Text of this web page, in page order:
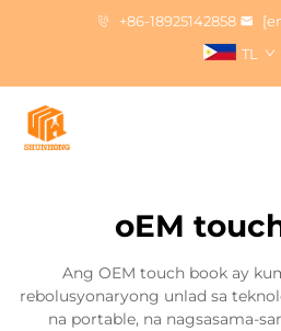
+86-18925142858
TL
oEM
Ang OEM touch book ay
rebolusyonaryong unlad sa
na portable, na nagsasama-